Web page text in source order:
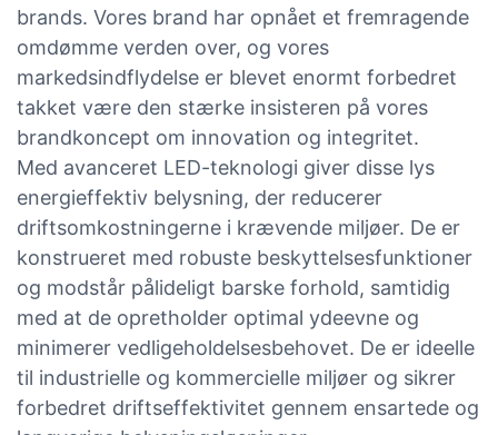
brands. Vores brand har opnået et fremragende
omdømme verden over, og vores
markedsindflydelse er blevet enormt forbedret
takket være den stærke insisteren på vores
brandkoncept om innovation og integritet.
Med avanceret LED-teknologi giver disse lys
energieffektiv belysning, der reducerer
driftsomkostningerne i krævende miljøer. De er
konstrueret med robuste beskyttelsesfunktioner
og modstår pålideligt barske forhold, samtidig
med at de opretholder optimal ydeevne og
minimerer vedligeholdelsesbehovet. De er ideelle
til industrielle og kommercielle miljøer og sikrer
forbedret driftseffektivitet gennem ensartede og